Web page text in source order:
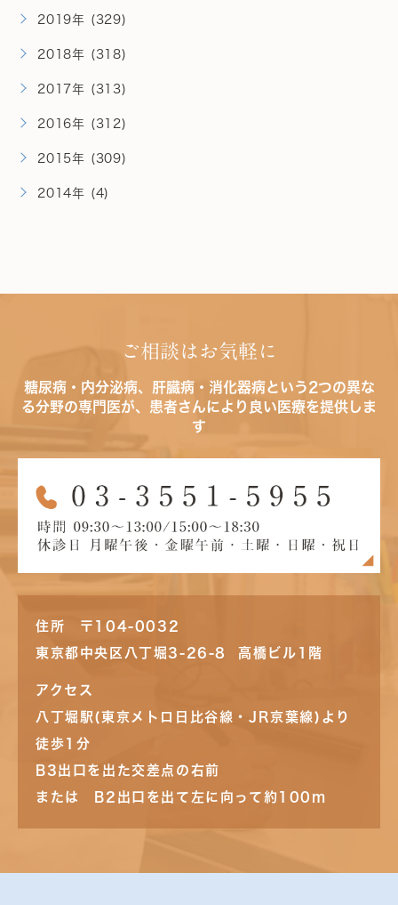
2019年 (329)
2018年 (318)
2017年 (313)
2016年 (312)
2015年 (309)
2014年 (4)
ご相談はお気軽に
糖尿病・内分泌病、肝臓病・消化器病という2つの異な
る分野の専門医が、患者さんにより良い医療を提供しま
す
住所 〒104-0032
東京都中央区八丁堀3-26-8 高橋ビル1階
アクセス
八丁堀駅(東京メトロ日比谷線・JR京葉線)より
徒歩1分
B3出口を出た交差点の右前
または B2出口を出て左に向って約100m